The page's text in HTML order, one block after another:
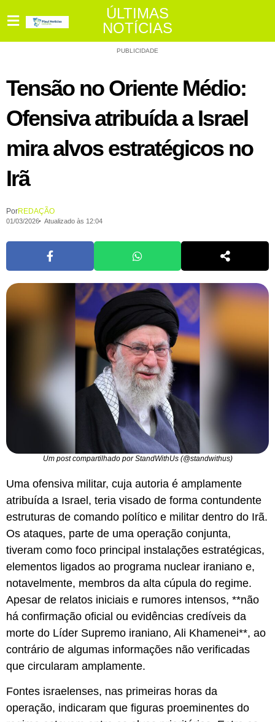
ÚLTIMAS
NOTÍCIAS
PUBLICIDADE
Tensão no Oriente Médio:
Ofensiva atribuída a Israel
mira alvos estratégicos no
Irã
PorREDAÇÃO
01/03/2026 Atualizado às 12:04
Um post compartilhado por StandWithUs (@standwithus)
Uma ofensiva militar, cuja autoria é amplamente
atribuída a Israel, teria visado de forma contundente
estruturas de comando político e militar dentro do Irã.
Os ataques, parte de uma operação conjunta,
tiveram como foco principal instalações estratégicas,
elementos ligados ao programa nuclear iraniano e,
notavelmente, membros da alta cúpula do regime.
Apesar de relatos iniciais e rumores intensos, **não
há confirmação oficial ou evidências credíveis da
morte do Líder Supremo iraniano, Ali Khamenei**, ao
contrário de algumas informações não verificadas
que circularam amplamente.
Fontes israelenses, nas primeiras horas da
operação, indicaram que figuras proeminentes do